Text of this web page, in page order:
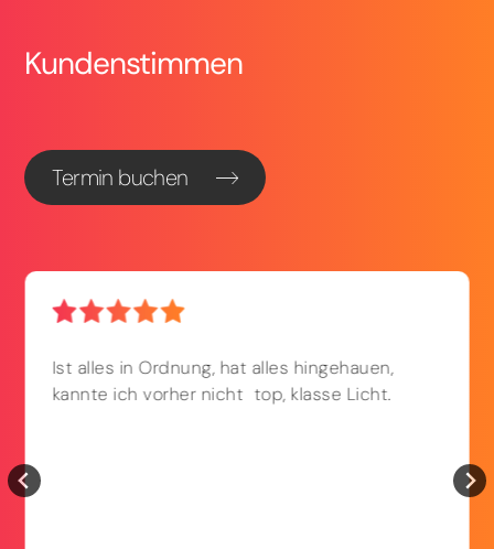
Kundenstimmen
Termin buchen
Ist alles in Ordnung, hat alles hingehauen,
kannte ich vorher nicht  top, klasse Licht.